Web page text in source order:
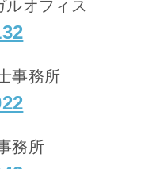
オフィス
事務所
務所